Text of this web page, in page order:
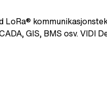
GIS, BMS osv. VIDI